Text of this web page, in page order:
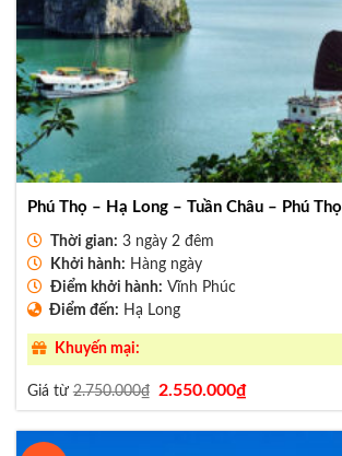
Phú Thọ – Hạ Long – Tuần Châu – Phú Thọ
Thời gian: 3 ngày 2 đêm
Khởi hành: Hàng ngày
Điểm khởi hành: Vĩnh Phúc
Điểm đến: Hạ Long
Khuyến mại:
Giá từ2.750.000₫
Giá
gốc
là:
2.750.000₫.
2.550.000₫Giá
hiện
tại
là: